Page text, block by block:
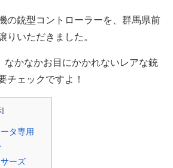
の銃型コントローラーを、群馬県前
りいただきました。
なかなかお目にかかれないレアな銃
チェックですよ！
]
ータ専用
サーズ